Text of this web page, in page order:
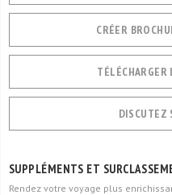
CRÉER
TÉLÉCHARGER
DISCUTEZ
SUPPLÉMENTS ET
Rendez votre voyage plus